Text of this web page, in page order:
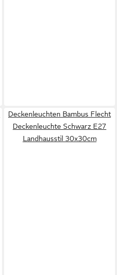
Deckenleuchten Bambus Flecht
Deckenleuchte Schwarz E27
Landhausstil 30x30cm